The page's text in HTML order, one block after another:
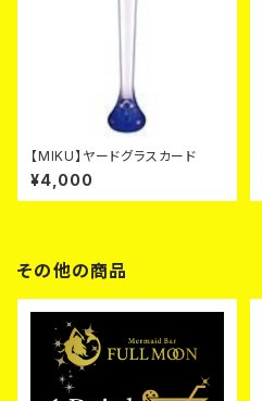
【MIKU】ヤードグラスカード
¥4,000
その他の商品